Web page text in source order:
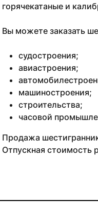
горячекатаные и
Вы можете заказать
судостроения;
авиастроения;
машиностроения;
строительства;
часовой
Продажа
Отпускная стоимость